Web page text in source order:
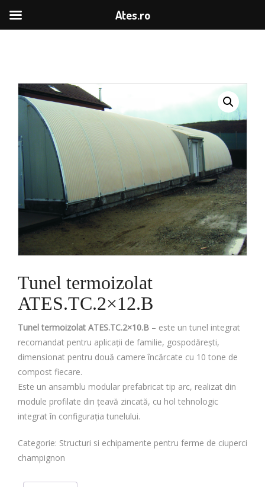
Tunel termoizolat
ATES.TC.2×12.B
Tunel termoizolat ATES.TC.2×10.B – este un tunel integrat
recomandat pentru aplicații de familie, gospodărești,
dimensionat pentru două camere încărcate cu 10 tone de
compost fiecare.
Este un ansamblu modular prefabricat tip arc, realizat din
module profilate din țeavă zincată, cu hol tehnologic
integrat în configurația tunelului.
Categorie: Structuri si echipamente pentru ferme de ciuperci
champignon
Ates.ro